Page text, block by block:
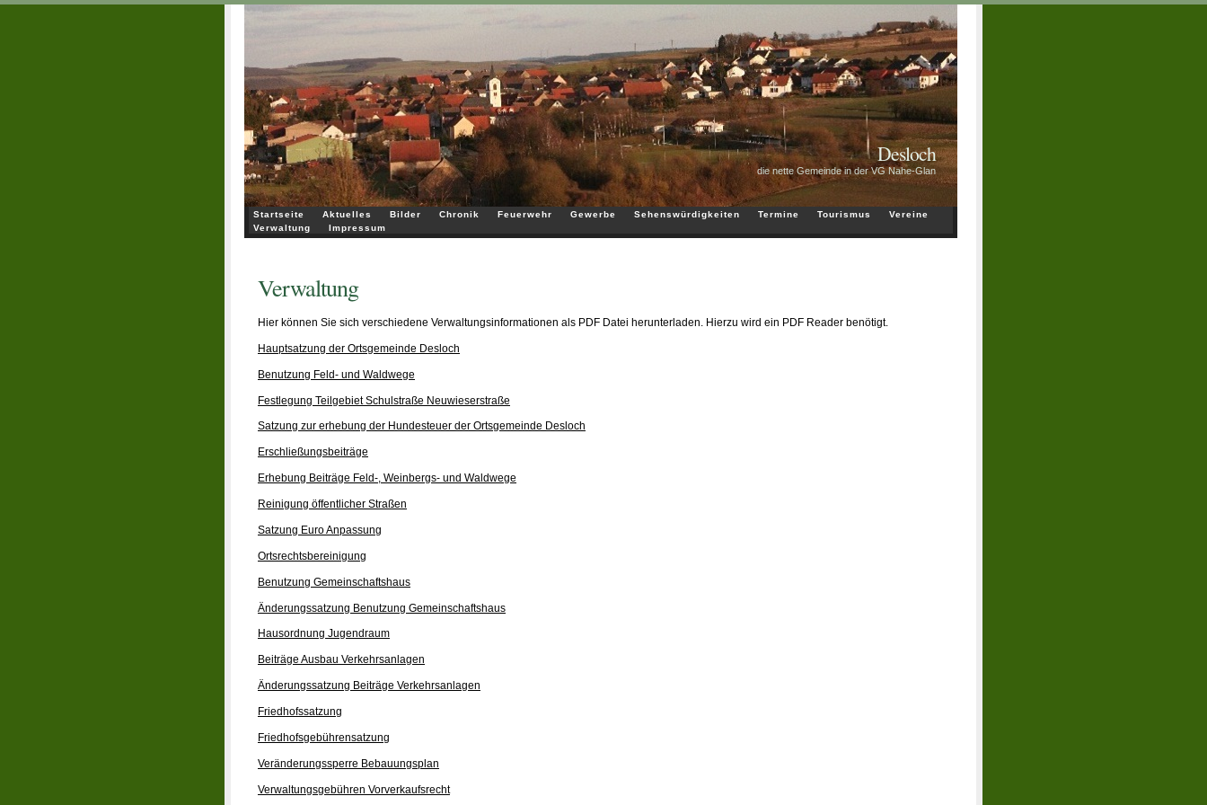
Desloch
die nette Gemeinde in der VG Nahe-Glan
Startseite Aktuelles Bilder Chronik Feuerwehr Gewerbe Sehenswürdigkeiten Termine Tourismus
Vereine
Verwaltung
Impressum
Verwaltung
Hier können Sie sich verschiedene Verwaltungsinformationen als PDF Datei herunterladen. Hierzu wird ein PDF Reader benötigt.
Hauptsatzung der Ortsgemeinde Desloch
Benutzung Feld- und Waldwege
Festlegung Teilgebiet Schulstraße Neuwieserstraße
Satzung zur erhebung der Hundesteuer der Ortsgemeinde Desloch
Erschließungsbeiträge
Erhebung Beiträge Feld-, Weinbergs- und Waldwege
Reinigung öffentlicher Straßen
Satzung Euro Anpassung
Ortsrechtsbereinigung
Benutzung Gemeinschaftshaus
Änderungssatzung Benutzung Gemeinschaftshaus
Hausordnung Jugendraum
Beiträge Ausbau Verkehrsanlagen
Änderungssatzung Beiträge Verkehrsanlagen
Friedhofssatzung
Friedhofsgebührensatzung
Veränderungssperre Bebauungsplan
Verwaltungsgebühren Vorverkaufsrecht